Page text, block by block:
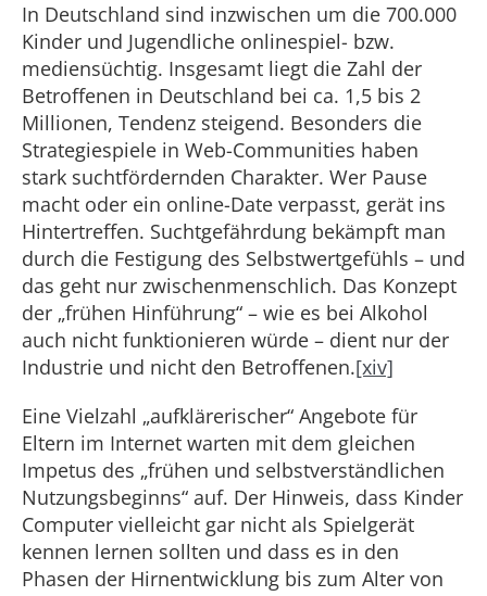
In Deutschland sind inzwischen um die 700.000
Kinder und Jugendliche onlinespiel- bzw.
mediensüchtig. Insgesamt liegt die Zahl der
Betroffenen in Deutschland bei ca. 1,5 bis 2
Millionen, Tendenz steigend. Besonders die
Strategiespiele in Web-Communities haben
stark suchtfördernden Charakter. Wer Pause
macht oder ein online-Date verpasst, gerät ins
Hintertreffen. Suchtgefährdung bekämpft man
durch die Festigung des Selbstwertgefühls – und
das geht nur zwischenmenschlich. Das Konzept
der „frühen Hinführung“ – wie es bei Alkohol
auch nicht funktionieren würde – dient nur der
Industrie und nicht den Betroffenen.[xiv]
Eine Vielzahl „aufklärerischer“ Angebote für
Eltern im Internet warten mit dem gleichen
Impetus des „frühen und selbstverständlichen
Nutzungsbeginns“ auf. Der Hinweis, dass Kinder
Computer vielleicht gar nicht als Spielgerät
kennen lernen sollten und dass es in den
Phasen der Hirnentwicklung bis zum Alter von